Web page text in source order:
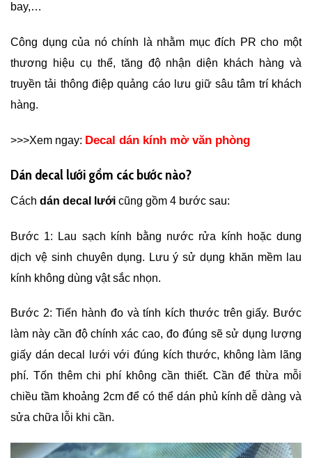
bay,…
Công dụng của nó chính là nhằm mục đích PR cho một
thương hiệu cụ thể, tăng độ nhận diện khách hàng và
truyền tải thông điệp quảng cáo lưu giữ sâu tâm trí khách
hàng.
>>>Xem ngay: Decal dán kính mờ văn phòng
Dán decal lưới gồm các bước nào?
Cách dán decal lưới cũng gồm 4 bước sau:
Bước 1: Lau sạch kính bằng nước rửa kính hoặc dung
dịch vệ sinh chuyên dụng. Lưu ý sử dụng khăn mềm lau
kính không dùng vật sắc nhọn.
Bước 2: Tiến hành đo và tính kích thước trên giấy. Bước
làm này cần độ chính xác cao, đo đúng sẽ sử dụng lượng
giấy dán decal lưới với đúng kích thước, không làm lãng
phí. Tốn thêm chi phí không cần thiết. Cần để thừa mỗi
chiều tầm khoảng 2cm để có thể dán phủ kính dễ dàng và
sửa chữa lỗi khi cần.